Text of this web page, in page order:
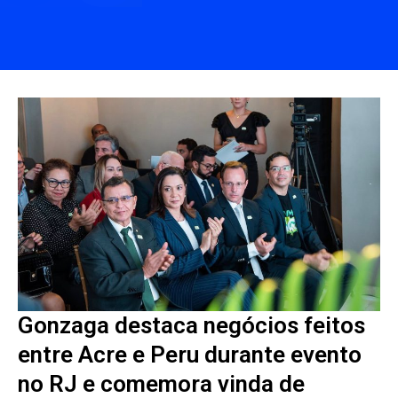
Gonzaga destaca negócios feitos
entre Acre e Peru durante evento
no RJ e comemora vinda de